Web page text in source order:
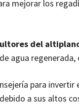
mejorar los
del
agua
para
debido a sus altos